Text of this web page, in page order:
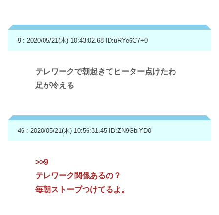
9 : 2020/05/21(木) 10:43:02.68 ID:uRYe6C7+0
テレワークで朝起きてヒーター点けたわ
足が冷える
46 : 2020/05/21(木) 10:56:31.45 ID:ZN9GbiYD0
>>9
テレワーク関係あるの？
毎朝ストーブつけてるよ。